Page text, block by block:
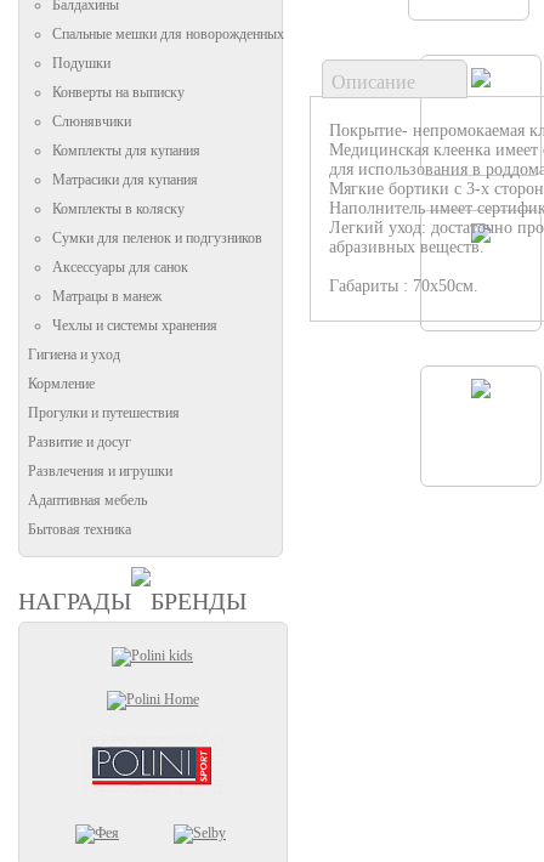
Балдахины
Спальные мешки для новорожденных
Подушки
Конверты на выписку
Слюнявчики
Комплекты для купания
Матрасики для купания
Комплекты в коляску
Сумки для пеленок и подгузников
Аксессуары для санок
Матрацы в манеж
Чехлы и системы хранения
Гигиена и уход
Кормление
Прогулки и путешествия
Развитие и досуг
Развлечения и игрушки
Адаптивная мебель
Бытовая техника
НАГРАДЫ БРЕНДЫ
Описание
Покрытие- непромокаемая
Медицинская клеенка имеет
для использования в
Мягкие бортики с 3-х
Наполнитель имеет
Легкий уход: достаточно
абразивных веществ.
Габариты : 70х50см.